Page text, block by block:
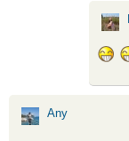
Any